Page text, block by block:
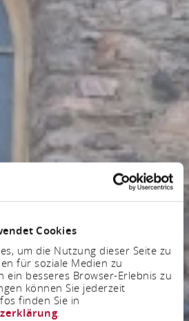
Cookies
um die Nutzung dieser Seite zu
für soziale Medien zu
ein besseres Browser-Erlebnis zu
können Sie jederzeit
finden Sie in
.